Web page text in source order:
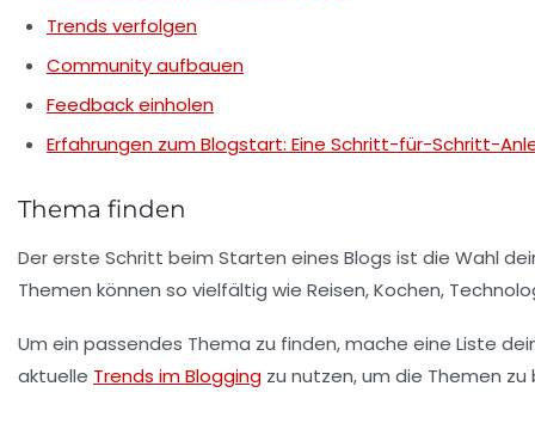
Trends verfolgen
Community aufbauen
Feedback einholen
Erfahrungen zum Blogstart: Eine Schritt-für-Schritt-
Thema finden
Der erste Schritt beim Starten eines Blogs ist die Wahl
Themen können so vielfältig wie Reisen, Kochen,
Um ein passendes Thema zu finden, mache eine Liste
aktuelle Trends im Blogging zu nutzen, um die Themen